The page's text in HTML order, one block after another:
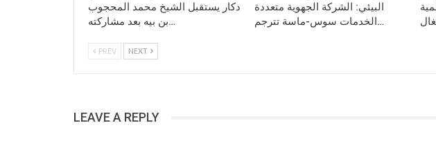
دكار يستقبل الشيخ محمد المحجوب
بن بيه بعد مشاركته…
البيئي: الشركة الجهوية متعددة
الخدمات سوس-ماسة تترجم…
PREV NEXT
LEAVE A REPLY